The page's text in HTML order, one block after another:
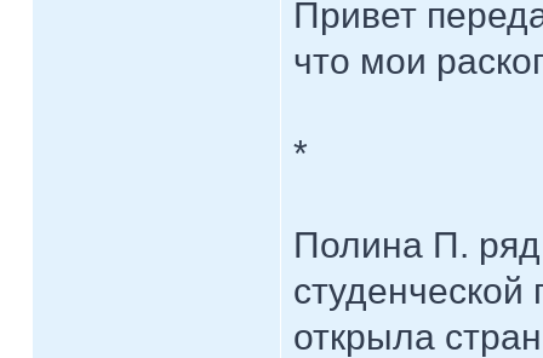
Привет
что мои
*
Полина П.
открыла